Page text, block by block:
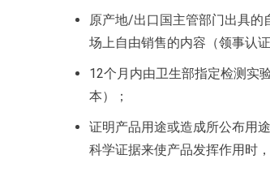
原产地/出口国主管部门出具的
场上自由销售的内容（领事认证
12个月内由卫生部指定检测实
本）；
证明产品用途或造成所公布用
科学证据来使产品发挥作用时